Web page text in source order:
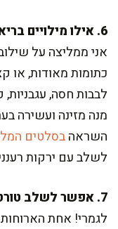
6. אילו מילויים בריאים ואידיאליים למילוי?
אני ממליצה על
כתומות מאודות, או
לבבות חסה,
מנה מזינה ועשירה
השראהבסלטים
לשלב עם ירקות
7. אפשר לשלב טורטיה בארוחת בוקר?
לגמרי! אחת הארוחות